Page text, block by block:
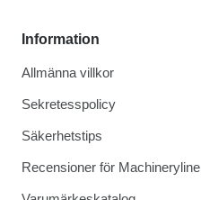
Information
Allmänna villkor
Sekretesspolicy
Säkerhetstips
Recensioner för Machineryline